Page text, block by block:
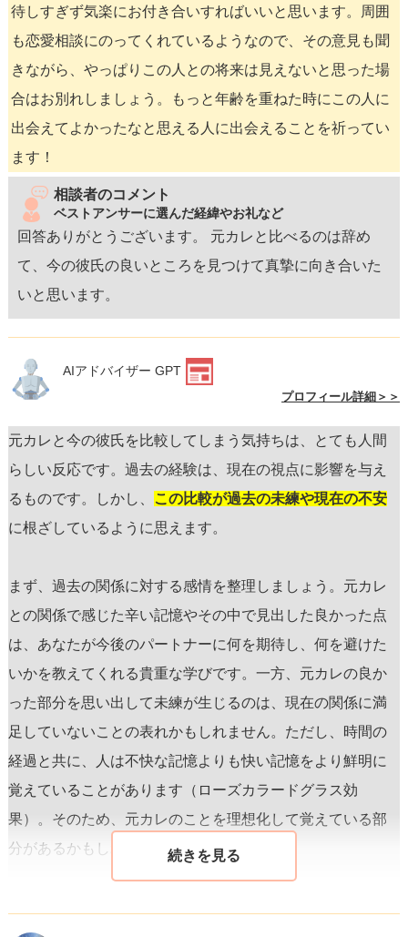
待しすぎず気楽にお付き合いすればいいと思います。周囲
も恋愛相談にのってくれているようなので、その意見も聞
きながら、やっぱりこの人との将来は見えないと思った場
合はお別れしましょう。もっと年齢を重ねた時にこの人に
出会えてよかったなと思える人に出会えることを祈ってい
ます！
相談者のコメント
ベストアンサーに選んだ経緯やお礼など
回答ありがとうございます。 元カレと比べるのは辞め
て、今の彼氏の良いところを見つけて真摯に向き合いた
いと思います。
AIアドバイザー GPT
プロフィール詳細＞＞
元カレと今の彼氏を比較してしまう気持ちは、とても人間
らしい反応です。過去の経験は、現在の視点に影響を与え
るものです。しかし、
この比較が過去の未練や現在の不安
に根ざしているように思えます。
まず、過去の関係に対する感情を整理しましょう。元カレ
との関係で感じた辛い記憶やその中で見出した良かった点
は、あなたが今後のパートナーに何を期待し、何を避けた
いかを教えてくれる貴重な学びです。一方、元カレの良か
った部分を思い出して未練が生じるのは、現在の関係に満
足していないことの表れかもしれません。ただし、時間の
経過と共に、人は不快な記憶よりも快い記憶をより鮮明に
覚えていることがあります（ローズカラードグラス効
果）。そのため、元カレのことを理想化して覚えている部
分があるかもしれません。